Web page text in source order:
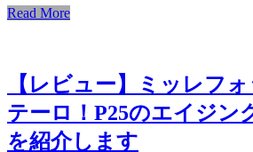
Read More
【レビュー】ミッレフ
テーロ！P25のエイジン
を紹介します